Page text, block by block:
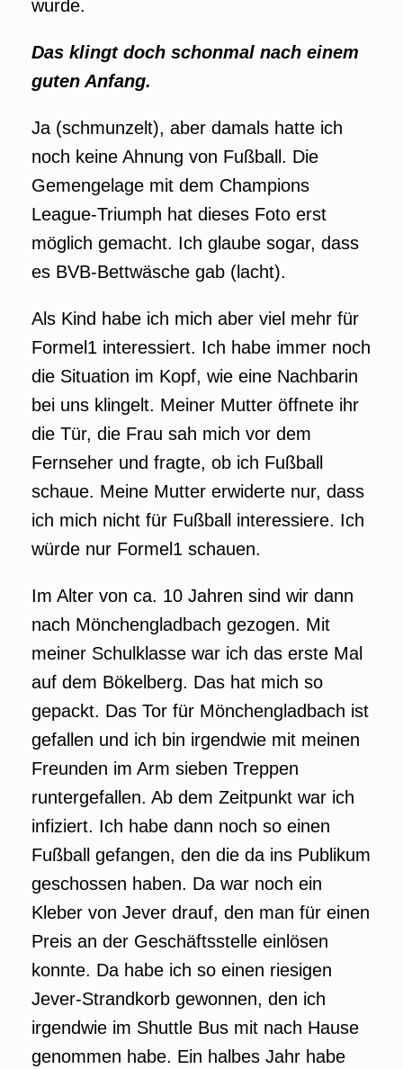
wurde.
Das klingt doch schonmal nach einem
guten Anfang.
Ja (schmunzelt), aber damals hatte ich
noch keine Ahnung von Fußball. Die
Gemengelage mit dem Champions
League-Triumph hat dieses Foto erst
möglich gemacht. Ich glaube sogar, dass
es BVB-Bettwäsche gab (lacht).
Als Kind habe ich mich aber viel mehr für
Formel1 interessiert. Ich habe immer noch
die Situation im Kopf, wie eine Nachbarin
bei uns klingelt. Meiner Mutter öffnete ihr
die Tür, die Frau sah mich vor dem
Fernseher und fragte, ob ich Fußball
schaue. Meine Mutter erwiderte nur, dass
ich mich nicht für Fußball interessiere. Ich
würde nur Formel1 schauen.
Im Alter von ca. 10 Jahren sind wir dann
nach Mönchengladbach gezogen. Mit
meiner Schulklasse war ich das erste Mal
auf dem Bökelberg. Das hat mich so
gepackt. Das Tor für Mönchengladbach ist
gefallen und ich bin irgendwie mit meinen
Freunden im Arm sieben Treppen
runtergefallen. Ab dem Zeitpunkt war ich
infiziert. Ich habe dann noch so einen
Fußball gefangen, den die da ins Publikum
geschossen haben. Da war noch ein
Kleber von Jever drauf, den man für einen
Preis an der Geschäftsstelle einlösen
konnte. Da habe ich so einen riesigen
Jever-Strandkorb gewonnen, den ich
irgendwie im Shuttle Bus mit nach Hause
genommen habe. Ein halbes Jahr habe